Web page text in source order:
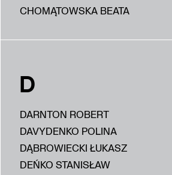
CHOMĄTOWSKA BEATA
D
DARNTON ROBERT
DAVYDENKO POLINA
DĄBROWIECKI ŁUKASZ
DEŃKO STANISŁAW